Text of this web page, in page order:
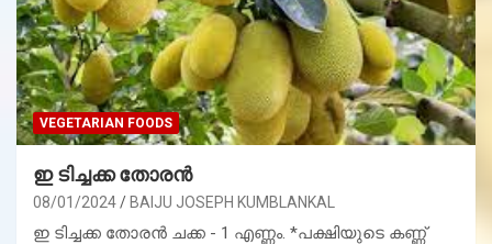
VEGETARIAN FOODS
ഇ ടിച്ചക്ക തോരൻ
08/01/2024 BAIJU JOSEPH KUMBLANKAL
ഇ ടിച്ചക്ക തോരൻ ചക്ക - 1 എണ്ണം. *പക്ഷിയുടെ കണ്ണ്